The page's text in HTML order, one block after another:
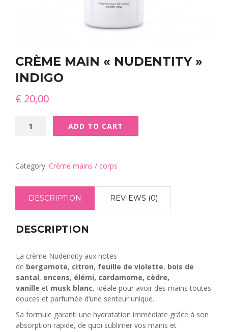
CRÈME MAIN « NUDENTITY »
INDIGO
€ 20,00
Main
quantity
ADD TO CART
Category: Crème mains / corps
DESCRIPTION REVIEWS (0)
DESCRIPTION
La crème Nudendity aux notes
de bergamote, citron, feuille de violette, bois de
santal, encens, élémi, cardamome, cèdre,
vanille et musk blanc. Idéale pour avoir des mains toutes
douces et parfumée d’une senteur unique.
Sa formule garanti une hydratation immédiate grâce à son
absorption rapide, de quoi sublimer vos mains et